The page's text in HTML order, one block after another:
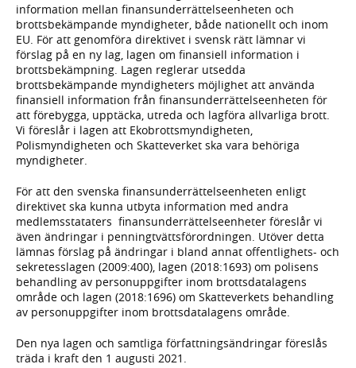
information mellan finansunderrättelseenheten och
brottsbekämpande myndigheter, både nationellt och inom
EU. För att genomföra direktivet i svensk rätt lämnar vi
förslag på en ny lag, lagen om finansiell information i
brottsbekämpning. Lagen reglerar utsedda
brottsbekämpande myndigheters möjlighet att använda
finansiell information från finansunderrättelseenheten för
att förebygga, upptäcka, utreda och lagföra allvarliga brott.
Vi föreslår i lagen att Ekobrottsmyndigheten,
Polismyndigheten och Skatteverket ska vara behöriga
myndigheter.
För att den svenska finansunderrättelseenheten enligt
direktivet ska kunna utbyta information med andra
medlemsstataters finansunderrättelseenheter föreslår vi
även ändringar i penningtvättsförordningen. Utöver detta
lämnas förslag på ändringar i bland annat offentlighets- och
sekretesslagen (2009:400), lagen (2018:1693) om polisens
behandling av personuppgifter inom brottsdatalagens
område och lagen (2018:1696) om Skatteverkets behandling
av personuppgifter inom brottsdatalagens område.
Den nya lagen och samtliga författningsändringar föreslås
träda i kraft den 1 augusti 2021.